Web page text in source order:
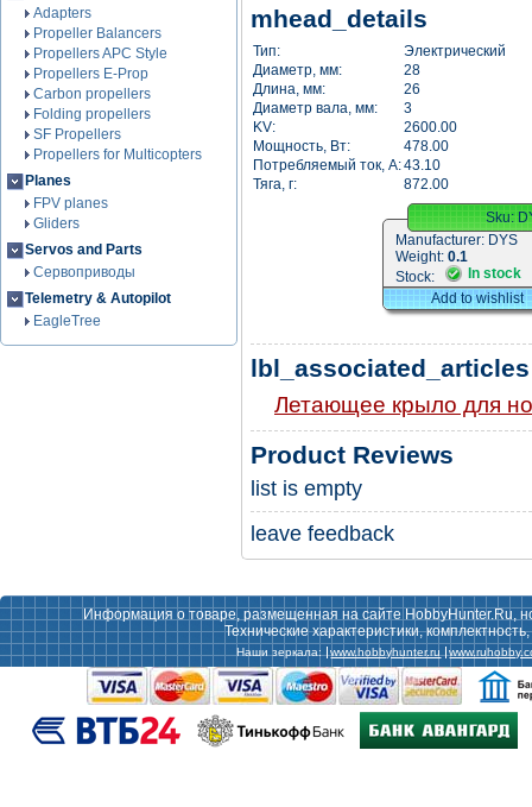
Adapters
Propeller Balancers
Propellers APC Style
Propellers E-Prop
Carbon propellers
Folding propellers
SF Propellers
Propellers for Multicopters
Planes
FPV planes
Gliders
Servos and Parts
Сервоприводы
Telemetry & Autopilot
EagleTree
mhead_details
Тип:
Электрический
Диаметр, мм:
28
Длина, мм:
26
Диаметр вала, мм:
3
KV:
2600.00
Мощность, Вт:
478.00
Потребляемый ток, А:43.10
Тяга, г:
872.00
Sku:
Manufacturer: DYS
Weight: 0.1
Stock:
In stock
Add to wishlist
lbl_associated_articles
Летающее крыло для
Product Reviews
list is empty
leave feedback
Информация о товаре, размещенная на сайте HobbyHunter.Ru,
Технические характеристики,
Наши зеркала: www.hobbyhunter.ru